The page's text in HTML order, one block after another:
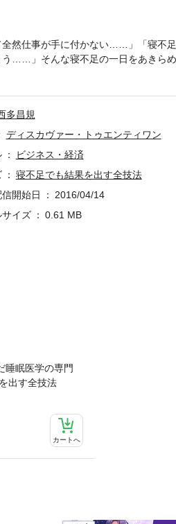
睡眠医学の専門
出す全技法
カートへ
全然仕事が手に付かない……」「寝不
う……」そんな寝不足の一日をあきら
ない具体的な技法のすべてを、この一
する具体的な技術の数々を収録。「
ってくるはずです。現代社会を生き
ごとにベストパフォーマンスを生み
対策 瞬時にパフォーマンスを回復す
不足サバイバル術〈アンカースリー
ベストパフォーマンス。寝不足から抜
多昌規
ディスカヴァー・トゥエンティワン
ビジネス・経済
寝不足でも結果を出す全技法
開始日
2016/04/14
サイズ
0.61 MB